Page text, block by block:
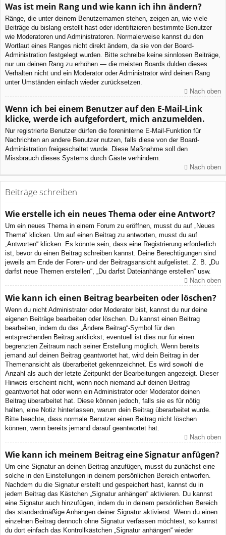
Was ist mein Rang und wie kann ich ihn ändern?
Ränge, die unter deinem Benutzernamen stehen, zeigen an, wie viele
Beiträge du bislang erstellt hast oder identifizieren bestimmte Benutzer
wie Moderatoren und Administratoren. Normalerweise kannst du den
Wortlaut eines Ranges nicht direkt ändern, da sie von der Board-
Administration festgelegt wurden. Bitte schreibe keine sinnlosen Beiträge,
nur um deinen Rang zu erhöhen — die meisten Boards dulden dieses
Verhalten nicht und ein Moderator oder Administrator wird deinen Rang
unter Umständen einfach wieder zurücksetzen.
Nach oben
Wenn ich bei einem Benutzer auf den E-Mail-Link
klicke, werde ich aufgefordert, mich anzumelden.
Nur registrierte Benutzer dürfen die foreninterne E-Mail-Funktion für
Nachrichten an andere Benutzer nutzen, falls diese von der Board-
Administration freigeschaltet wurde. Diese Maßnahme soll den
Missbrauch dieses Systems durch Gäste verhindern.
Nach oben
Beiträge schreiben
Wie erstelle ich ein neues Thema oder eine Antwort?
Um ein neues Thema in einem Forum zu eröffnen, musst du auf „Neues
Thema“ klicken. Um auf einen Beitrag zu antworten, musst du auf
„Antworten“ klicken. Es könnte sein, dass eine Registrierung erforderlich
ist, bevor du einen Beitrag schreiben kannst. Deine Berechtigungen sind
jeweils am Ende der Foren- und der Beitragsansicht aufgelistet. Z. B. „Du
darfst neue Themen erstellen“, „Du darfst Dateianhänge erstellen“ usw.
Nach oben
Wie kann ich einen Beitrag bearbeiten oder löschen?
Wenn du nicht Administrator oder Moderator bist, kannst du nur deine
eigenen Beiträge bearbeiten oder löschen. Du kannst einen Beitrag
bearbeiten, indem du das „Ändere Beitrag“-Symbol für den
entsprechenden Beitrag anklickst; eventuell ist dies nur für einen
begrenzten Zeitraum nach seiner Erstellung möglich. Wenn bereits
jemand auf deinen Beitrag geantwortet hat, wird dein Beitrag in der
Themenansicht als überarbeitet gekennzeichnet. Es wird sowohl die
Anzahl als auch der letzte Zeitpunkt der Bearbeitungen angezeigt. Dieser
Hinweis erscheint nicht, wenn noch niemand auf deinen Beitrag
geantwortet hat oder wenn ein Administrator oder Moderator deinen
Beitrag überarbeitet hat. Diese können jedoch, falls sie es für nötig
halten, eine Notiz hinterlassen, warum dein Beitrag überarbeitet wurde.
Bitte beachte, dass normale Benutzer einen Beitrag nicht löschen
können, wenn bereits jemand darauf geantwortet hat.
Nach oben
Wie kann ich meinem Beitrag eine Signatur anfügen?
Um eine Signatur an deinen Beitrag anzufügen, musst du zunächst eine
solche in den Einstellungen in deinem persönlichen Bereich entwerfen.
Nachdem du die Signatur erstellt und gespeichert hast, kannst du in
jedem Beitrag das Kästchen „Signatur anhängen“ aktivieren. Du kannst
eine Signatur auch hinzufügen, indem du in deinem persönlichen Bereich
das standardmäßige Anhängen deiner Signatur aktivierst. Wenn du einen
einzelnen Beitrag dennoch ohne Signatur verfassen möchtest, so kannst
du dort einfach das Kontrollkästchen „Signatur anhängen“ wieder